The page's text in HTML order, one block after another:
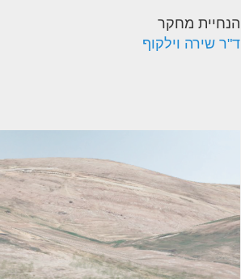
הנחיית מחקר
ד"ר שירה וילקוף